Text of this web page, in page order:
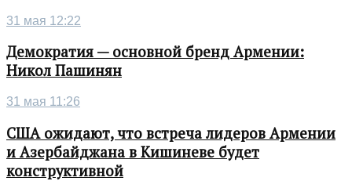
31 мая 12:22
Демократия — основной бренд Армении:
Никол Пашинян
31 мая 11:26
США ожидают, что встреча лидеров Армении
и Азербайджана в Кишиневе будет
конструктивной